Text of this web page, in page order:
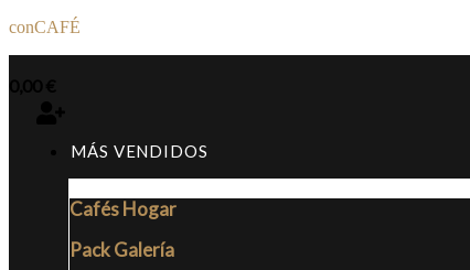
conCAFÉ
MÁS VENDIDOS
Cafés Hogar
Pack Galería